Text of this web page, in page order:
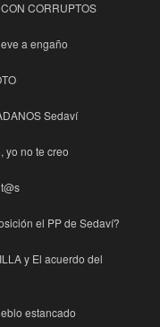
CORRUPTOS
a engaño
Sedaví
yo no te creo
el PP de Sedaví?
y El acuerdo del
estancado